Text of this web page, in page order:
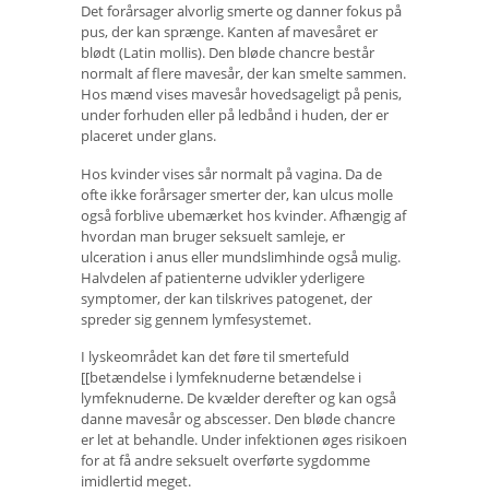
Det forårsager alvorlig smerte og danner fokus på
pus, der kan sprænge. Kanten af ​​mavesåret er
blødt (Latin mollis). Den bløde chancre består
normalt af flere mavesår, der kan smelte sammen.
Hos mænd vises mavesår hovedsageligt på penis,
under forhuden eller på ledbånd i huden, der er
placeret under glans.
Hos kvinder vises sår normalt på vagina. Da de
ofte ikke forårsager smerter der, kan ulcus molle
også forblive ubemærket hos kvinder. Afhængig af
hvordan man bruger seksuelt samleje, er
ulceration i anus eller mundslimhinde også mulig.
Halvdelen af ​​patienterne udvikler yderligere
symptomer, der kan tilskrives patogenet, der
spreder sig gennem lymfesystemet.
I lyskeområdet kan det føre til smertefuld
[[betændelse i lymfeknuderne betændelse i
lymfeknuderne. De kvælder derefter og kan også
danne mavesår og abscesser. Den bløde chancre
er let at behandle. Under infektionen øges risikoen
for at få andre seksuelt overførte sygdomme
imidlertid meget.